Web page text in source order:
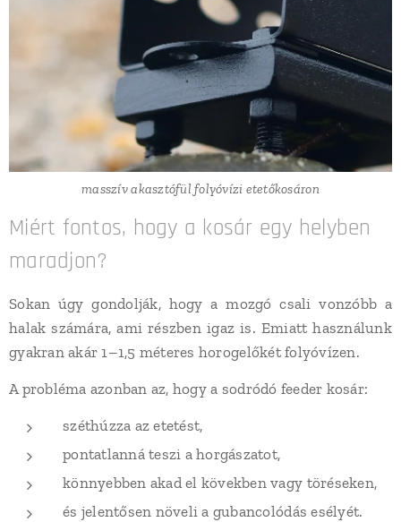
masszív akasztófül folyóvízi etetőkosáron
Miért fontos, hogy a kosár egy helyben
maradjon?
Sokan úgy gondolják, hogy a mozgó csali vonzóbb a
halak számára, ami részben igaz is. Emiatt használunk
gyakran akár 1–1,5 méteres horogelőkét folyóvízen.
A probléma azonban az, hogy a sodródó feeder kosár:
széthúzza az etetést,
pontatlanná teszi a horgászatot,
könnyebben akad el kövekben vagy töréseken,
és jelentősen növeli a gubancolódás esélyét.